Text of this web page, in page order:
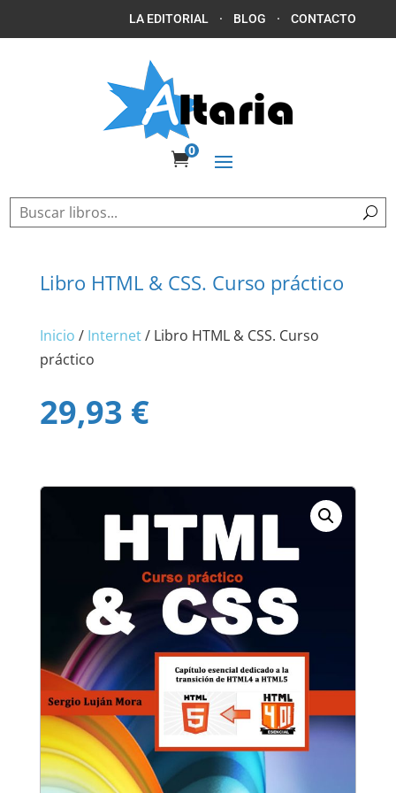
LA EDITORIAL · BLOG ·CONTACTO
0
Libro HTML & CSS. Curso práctico
Inicio / Internet/ Libro HTML & CSS. Curso
práctico
29,93 €